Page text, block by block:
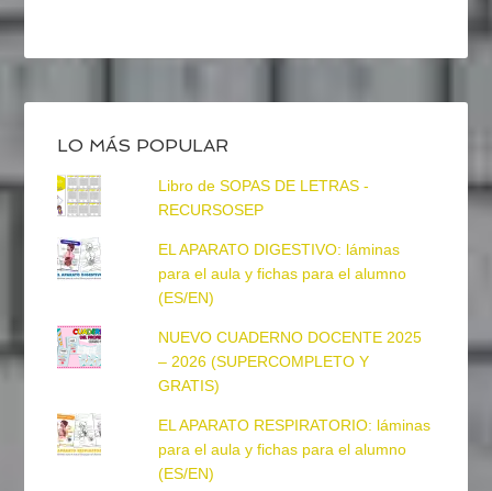
LO MÁS POPULAR
Libro de SOPAS DE LETRAS -
RECURSOSEP
EL APARATO DIGESTIVO: láminas
para el aula y fichas para el alumno
(ES/EN)
NUEVO CUADERNO DOCENTE 2025
– 2026 (SUPERCOMPLETO Y
GRATIS)
EL APARATO RESPIRATORIO: láminas
para el aula y fichas para el alumno
(ES/EN)